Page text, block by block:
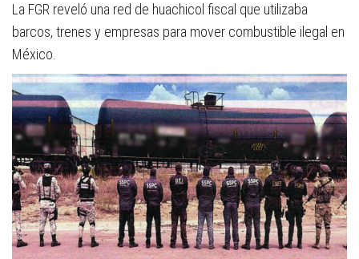
La FGR reveló una red de huachicol fiscal que utilizaba
barcos, trenes y empresas para mover combustible ilegal en
México.